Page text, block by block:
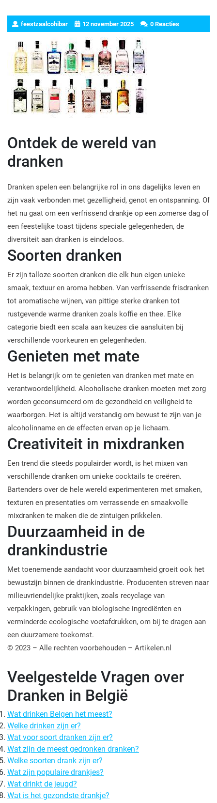
feestzaalcohibar 12 november 2025 0 Reacties
Ontdek de wereld van
dranken
Dranken spelen een belangrijke rol in ons dagelijks leven en
zijn vaak verbonden met gezelligheid, genot en ontspanning. Of
het nu gaat om een verfrissend drankje op een zomerse dag of
een feestelijke toast tijdens speciale gelegenheden, de
diversiteit aan dranken is eindeloos.
Soorten dranken
Er zijn talloze soorten dranken die elk hun eigen unieke
smaak, textuur en aroma hebben. Van verfrissende frisdranken
tot aromatische wijnen, van pittige sterke dranken tot
rustgevende warme dranken zoals koffie en thee. Elke
categorie biedt een scala aan keuzes die aansluiten bij
verschillende voorkeuren en gelegenheden.
Genieten met mate
Het is belangrijk om te genieten van dranken met mate en
verantwoordelijkheid. Alcoholische dranken moeten met zorg
worden geconsumeerd om de gezondheid en veiligheid te
waarborgen. Het is altijd verstandig om bewust te zijn van je
alcoholinname en de effecten ervan op je lichaam.
Creativiteit in mixdranken
Een trend die steeds populairder wordt, is het mixen van
verschillende dranken om unieke cocktails te creëren.
Bartenders over de hele wereld experimenteren met smaken,
texturen en presentaties om verrassende en smaakvolle
mixdranken te maken die de zintuigen prikkelen.
Duurzaamheid in de
drankindustrie
Met toenemende aandacht voor duurzaamheid groeit ook het
bewustzijn binnen de drankindustrie. Producenten streven naar
milieuvriendelijke praktijken, zoals recyclage van
verpakkingen, gebruik van biologische ingrediënten en
verminderde ecologische voetafdrukken, om bij te dragen aan
een duurzamere toekomst.
© 2023 – Alle rechten voorbehouden – Artikelen.nl
Veelgestelde Vragen over
Dranken in België
Wat drinken Belgen het meest?
Welke drinken zijn er?
Wat voor soort dranken zijn er?
Wat zijn de meest gedronken dranken?
Welke soorten drank zijn er?
Wat zijn populaire drankjes?
Wat drinkt de jeugd?
Wat is het gezondste drankje?